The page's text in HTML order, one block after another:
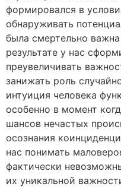
формировался в
обнаруживать
была смертельно
результате у нас
преувеличивать
занижать роль
интуиция человека
особенно в момент
шансов нечастых
осознания
нас понимать
фактически
их уникальной